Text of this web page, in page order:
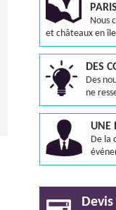
Nous
et châteaux en
DES
Des
ne
UNE
De la
Devis